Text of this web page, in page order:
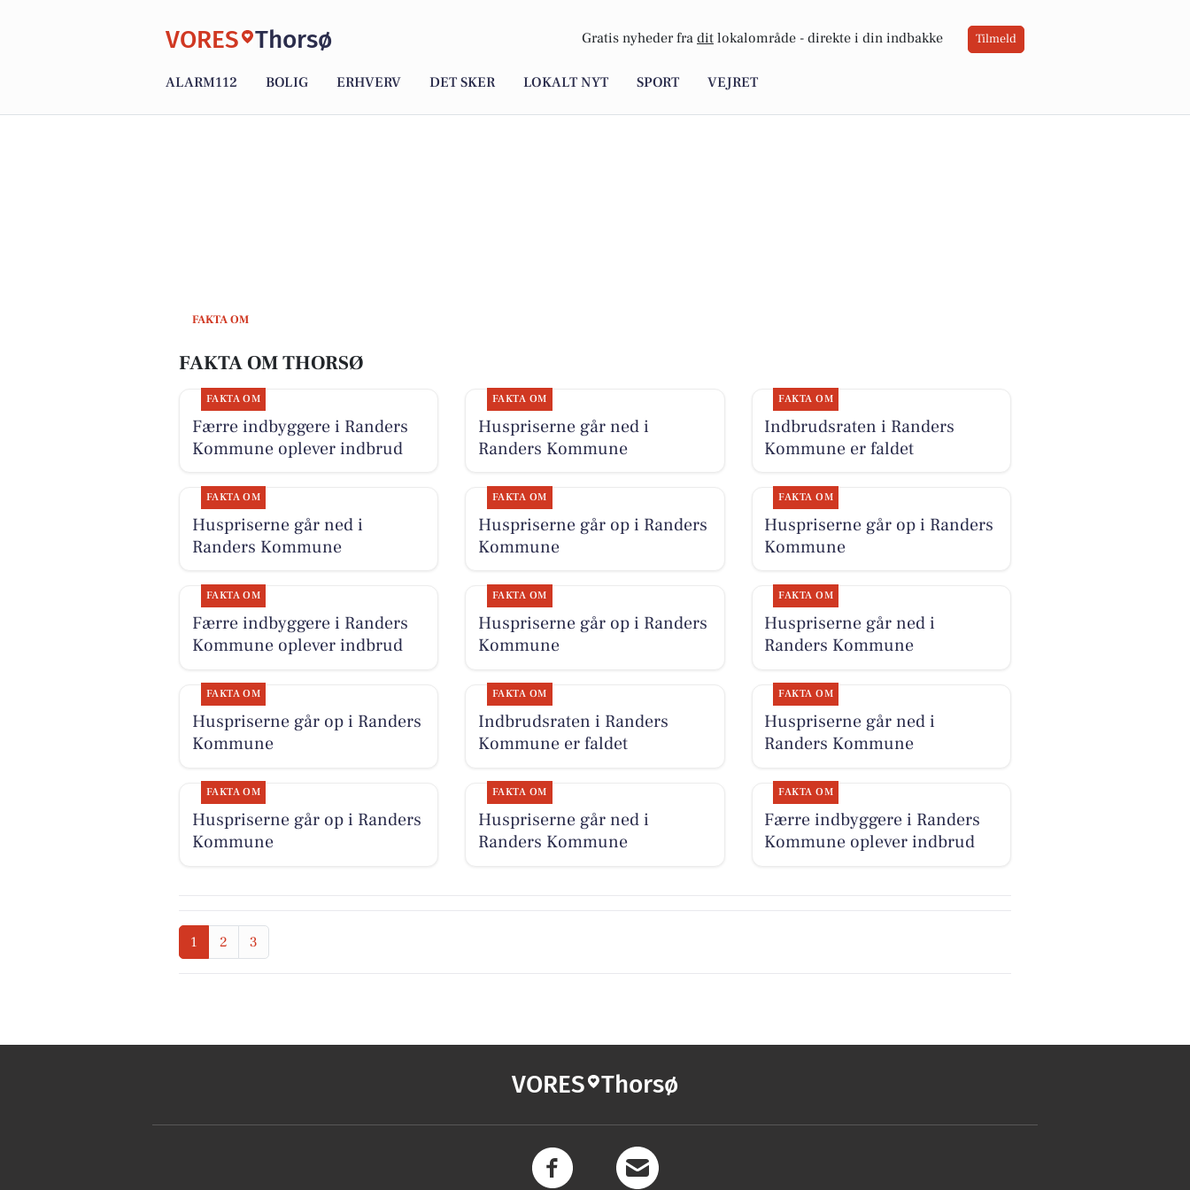
VORES Thorsø Gratis nyheder fra dit lokalområde - direkte i din indbakke Tilmeld
ALARM112 BOLIG ERHVERV DET SKER LOKALT NYT SPORT VEJRET
FAKTA OM
FAKTA OM THORSØ
FAKTA OM
Færre indbyggere i Randers
Kommune oplever indbrud
FAKTA OM
Huspriserne går ned i
Randers Kommune
FAKTA OM
Indbrudsraten i Randers
Kommune er faldet
FAKTA OM
Huspriserne går ned i
Randers Kommune
FAKTA OM
Huspriserne går op i Randers
Kommune
FAKTA OM
Huspriserne går op i Randers
Kommune
FAKTA OM
Færre indbyggere i Randers
Kommune oplever indbrud
FAKTA OM
Huspriserne går op i Randers
Kommune
FAKTA OM
Huspriserne går ned i
Randers Kommune
FAKTA OM
Huspriserne går op i Randers
Kommune
FAKTA OM
Indbrudsraten i Randers
Kommune er faldet
FAKTA OM
Huspriserne går ned i
Randers Kommune
FAKTA OM
Huspriserne går op i Randers
Kommune
FAKTA OM
Huspriserne går ned i
Randers Kommune
FAKTA OM
Færre indbyggere i Randers
Kommune oplever indbrud
1 2 3
VORES Thorsø